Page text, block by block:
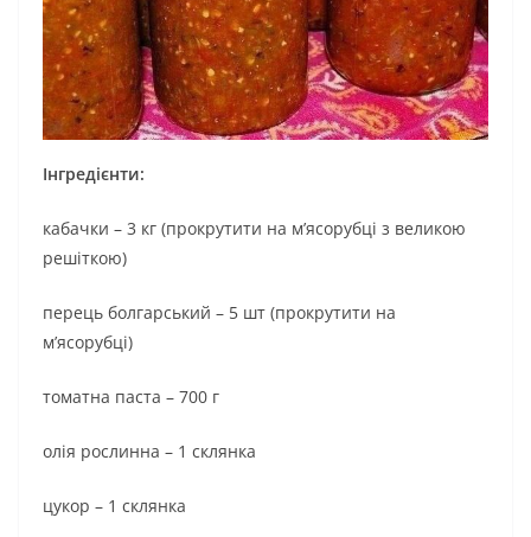
Інгредієнти:
кабачки – 3 кг (прокрутити на м’ясорубці з великою
решіткою)
перець болгарський – 5 шт (прокрутити на
м’ясорубці)
томатна паста – 700 г
олія рослинна – 1 склянка
цукор – 1 склянка